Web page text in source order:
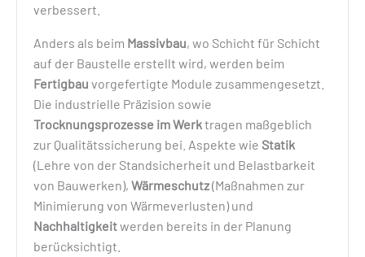
verbessert.
Anders als beim Massivbau, wo Schicht für Schicht
auf der Baustelle erstellt wird, werden beim
Fertigbau vorgefertigte Module zusammengesetzt.
Die industrielle Präzision sowie
Trocknungsprozesse im Werktragen maßgeblich
zur Qualitätssicherung bei. Aspekte wie Statik
(Lehre von der Standsicherheit und Belastbarkeit
von Bauwerken), Wärmeschutz(Maßnahmen zur
Minimierung von Wärmeverlusten) und
Nachhaltigkeitwerden bereits in der Planung
berücksichtigt.